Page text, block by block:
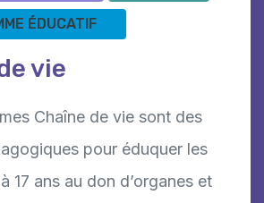
ÉDUCATIF
vie
Chaîne de vie sont des
pour éduquer les
17 ans au don d’organes et